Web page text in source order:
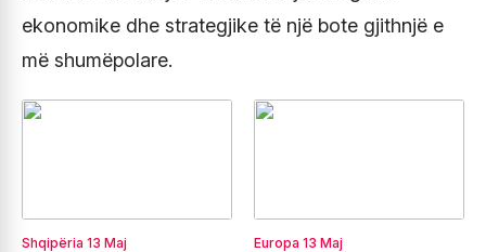
ekonomike dhe strategjike të një bote gjithnjë e
më shumëpolare.
Shqipëria 13 Maj Europa 13 Maj